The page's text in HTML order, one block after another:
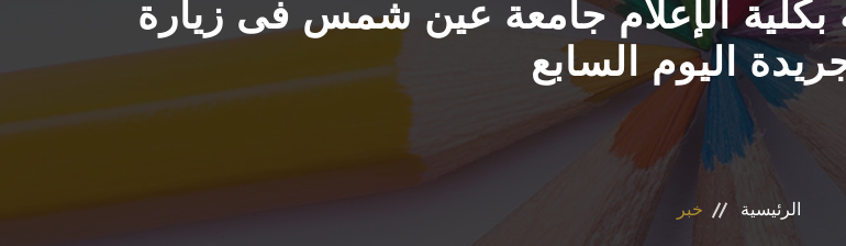
بكلية الإعلام جامعة عين شمس فى زيارة
اليوم السابع
الرئيسية خبر